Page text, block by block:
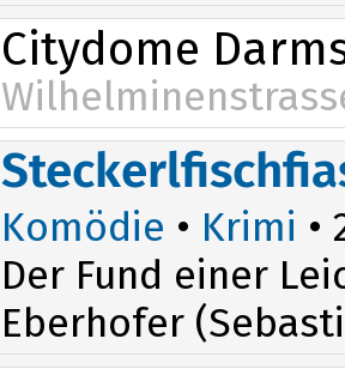
Citydome
Komödie • Krimi •
Der Fund einer
Eberhofer